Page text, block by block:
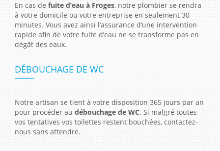
En cas de fuite d’eau à Froges, notre plombier se rendra
à votre domicile ou votre entreprise en seulement 30
minutes. Vous avez ainsi l’assurance d’une intervention
rapide afin de votre fuite d’eau ne se transforme pas en
dégât des eaux.
DÉBOUCHAGE DE WC
Notre artisan se tient à votre disposition 365 jours par an
pour procéder au débouchage de WC. Si malgré toutes
vos tentatives vos toilettes restent bouchées, contactez-
nous sans attendre.